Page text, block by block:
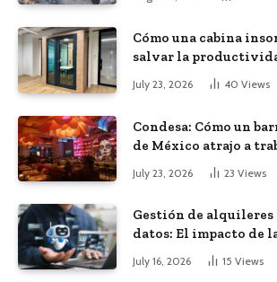
Cómo una cabina
salvar la
July 23, 2026 40 Views
Condesa: Cómo un
de México atrajo a
remotos de todo el
July 23, 2026 23 Views
Gestión de alquileres
datos: El impacto de
July 16, 2026 15 Views